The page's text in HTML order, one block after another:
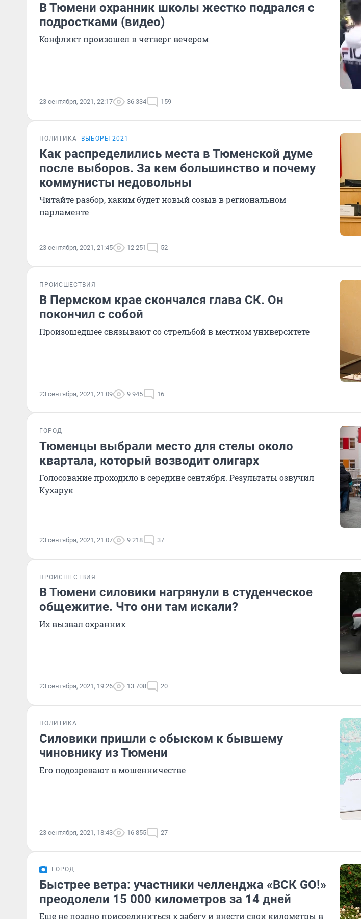
В Тюмени охранник школы жестко подрался с
подростками (видео)
Конфликт произошел в четверг вечером
23 сентября, 2021, 22:17 36 334 159
ПОЛИТИКА ВЫБОРЫ-2021
Как распределились места в Тюменской думе
после выборов. За кем большинство и почему
коммунисты недовольны
Читайте разбор, каким будет новый созыв в региональном
парламенте
23 сентября, 2021, 21:45 12 251 52
ПРОИСШЕСТВИЯ
В Пермском крае скончался глава СК. Он
покончил с собой
Произошедшее связывают со стрельбой в местном университете
23 сентября, 2021, 21:09 9 945 16
ГОРОД
Тюменцы выбрали место для стелы около
квартала, который возводит олигарх
Голосование проходило в середине сентября. Результаты озвучил
Кухарук
23 сентября, 2021, 21:07 9 218 37
ПРОИСШЕСТВИЯ
В Тюмени силовики нагрянули в студенческое
общежитие. Что они там искали?
Их вызвал охранник
23 сентября, 2021, 19:26 13 708 20
ПОЛИТИКА
Силовики пришли с обыском к бывшему
чиновнику из Тюмени
Его подозревают в мошенничестве
23 сентября, 2021, 18:43 16 855 27
ГОРОД
Быстрее ветра: участники челленджа «ВСК GO!»
преодолели 15 000 километров за 14 дней
Еще не поздно присоединиться к забегу и внести свои километры в